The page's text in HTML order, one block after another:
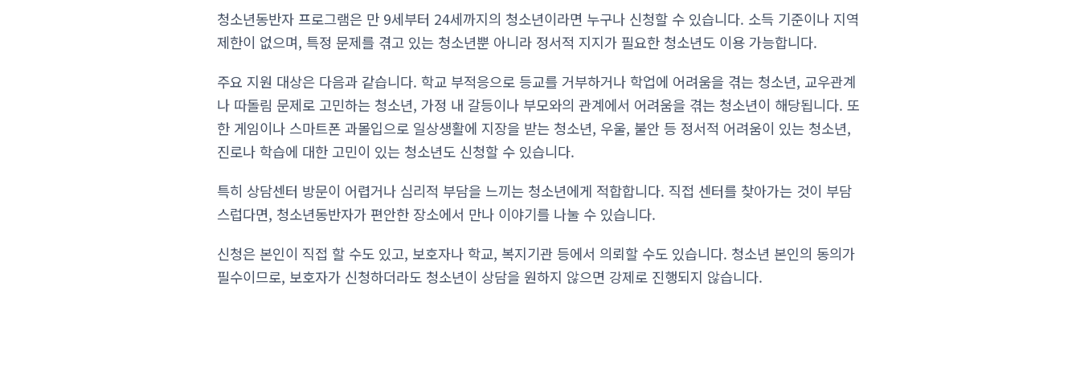
청소년동반자 프로그램은 만 9세부터 24세까지의 청소년이라면 누구나 신청할 수 있습니다. 소득 기준이나 지역
제한이 없으며, 특정 문제를 겪고 있는 청소년뿐 아니라 정서적 지지가 필요한 청소년도 이용 가능합니다.
주요 지원 대상은 다음과 같습니다. 학교 부적응으로 등교를 거부하거나 학업에 어려움을 겪는 청소년, 교우관계
나 따돌림 문제로 고민하는 청소년, 가정 내 갈등이나 부모와의 관계에서 어려움을 겪는 청소년이 해당됩니다. 또
한 게임이나 스마트폰 과몰입으로 일상생활에 지장을 받는 청소년, 우울, 불안 등 정서적 어려움이 있는 청소년,
진로나 학습에 대한 고민이 있는 청소년도 신청할 수 있습니다.
특히 상담센터 방문이 어렵거나 심리적 부담을 느끼는 청소년에게 적합합니다. 직접 센터를 찾아가는 것이 부담
스럽다면, 청소년동반자가 편안한 장소에서 만나 이야기를 나눌 수 있습니다.
신청은 본인이 직접 할 수도 있고, 보호자나 학교, 복지기관 등에서 의뢰할 수도 있습니다. 청소년 본인의 동의가
필수이므로, 보호자가 신청하더라도 청소년이 상담을 원하지 않으면 강제로 진행되지 않습니다.